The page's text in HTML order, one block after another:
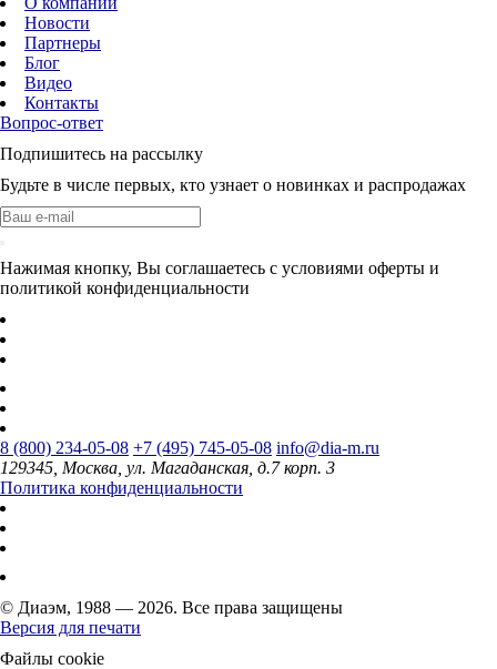
Новости
Партнеры
Блог
Видео
Контакты
Вопрос-ответ
Подпишитесь на рассылку
Будьте в числе первых, кто узнает о новинках и распродажах
Нажимая кнопку, Вы соглашаетесь с условиями оферты и
политикой конфиденциальности
8 (800) 234-05-08 +7 (495) 745-05-08 info@dia-m.ru
129345, Москва, ул. Магаданская, д.7 корп. 3
Политика конфиденциальности
© Диаэм, 1988 — 2026. Все права защищены
Версия для печати
Файлы cookie